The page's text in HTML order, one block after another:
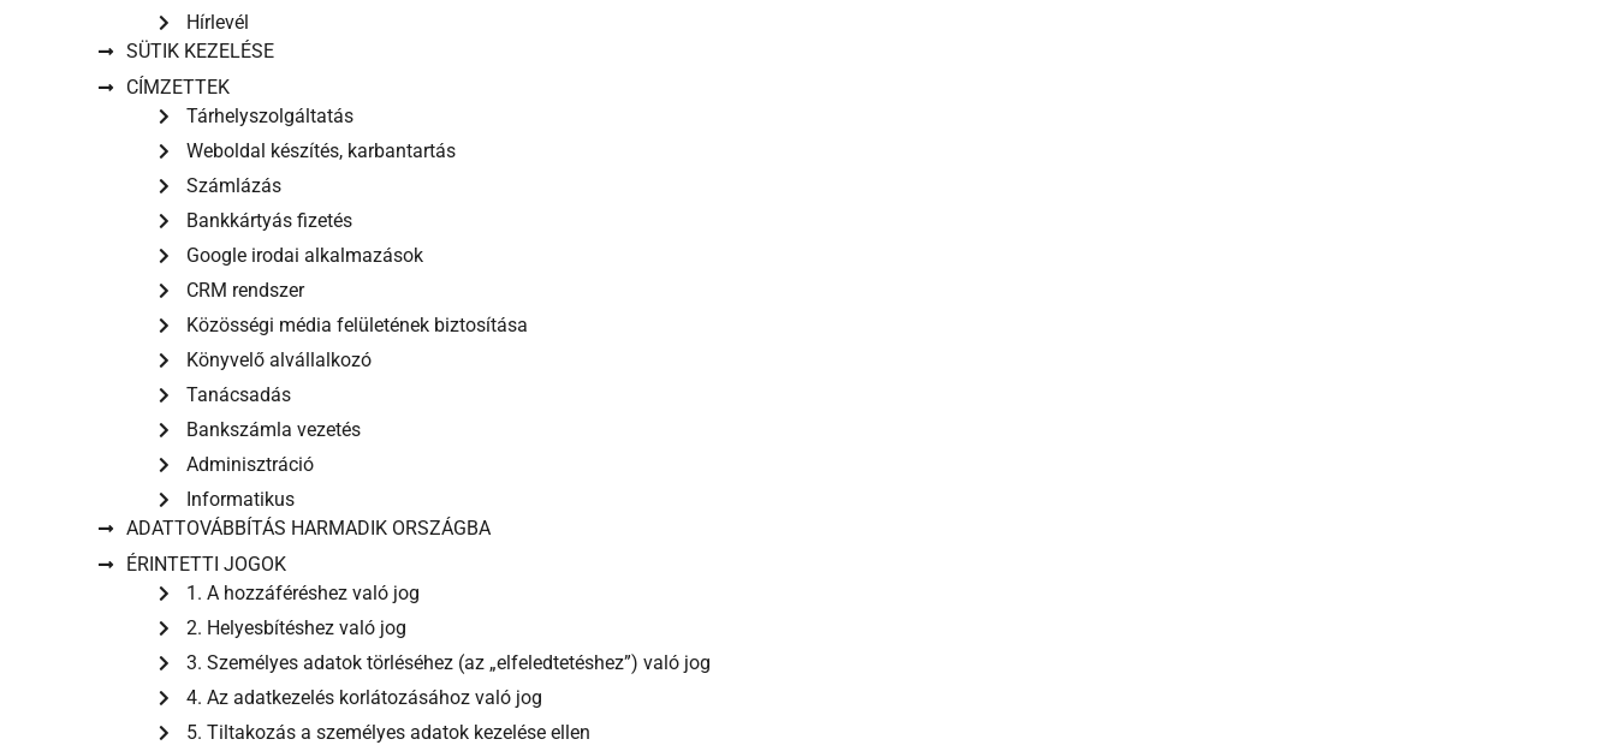
Hírlevél
SÜTIK KEZELÉSE
CÍMZETTEK
Tárhelyszolgáltatás
Weboldal készítés, karbantartás
Számlázás
Bankkártyás fizetés
Google irodai alkalmazások
CRM rendszer
Közösségi média felületének biztosítása
Könyvelő alvállalkozó
Tanácsadás
Bankszámla vezetés
Adminisztráció
Informatikus
ADATTOVÁBBÍTÁS HARMADIK ORSZÁGBA
ÉRINTETTI JOGOK
1. A hozzáféréshez való jog
2. Helyesbítéshez való jog
3. Személyes adatok törléséhez (az „elfeledtetéshez”) való jog
4. Az adatkezelés korlátozásához való jog
5. Tiltakozás a személyes adatok kezelése ellen